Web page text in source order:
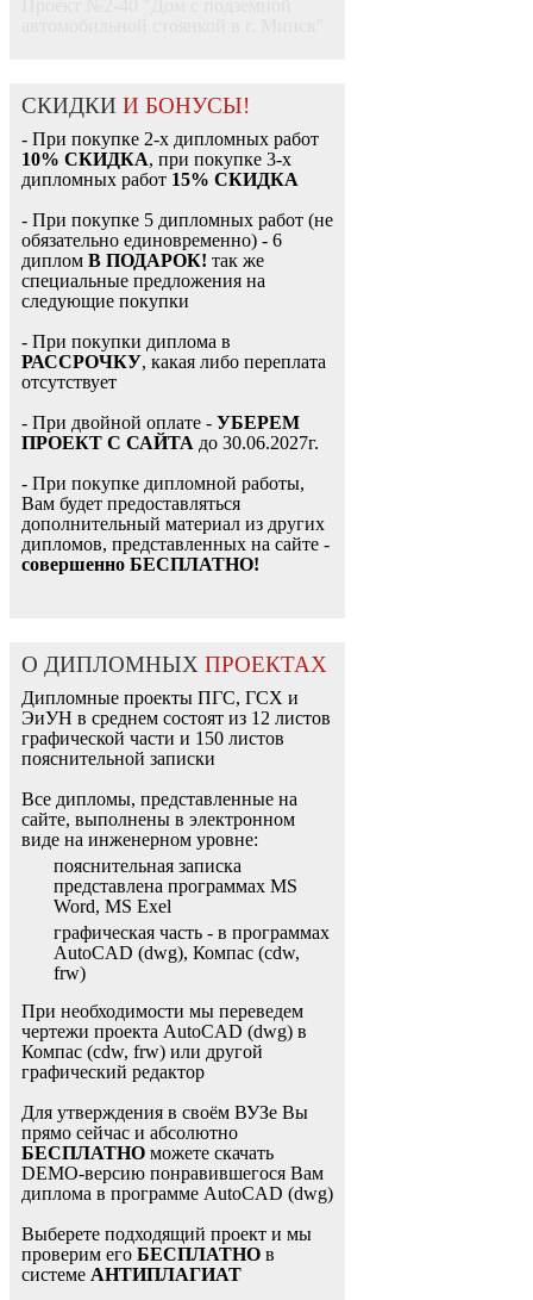
СКИДКИ И БОНУСЫ!
- При покупке 2-х дипломных работ
10% СКИДКА, при покупке 3-х
дипломных работ 15% СКИДКА
- При покупке 5 дипломных работ (не
обязательно единовременно) - 6
диплом В ПОДАРОК! так же
специальные предложения на
следующие покупки
- При покупки диплома в
РАССРОЧКУ, какая либо переплата
отсутствует
- При двойной оплате - УБЕРЕМ
ПРОЕКТ С САЙТА до 30.06.2027г.
- При покупке дипломной работы,
Вам будет предоставляться
дополнительный материал из других
дипломов, представленных на сайте -
совершенно БЕСПЛАТНО!
О ДИПЛОМНЫХ ПРОЕКТАХ
Дипломные проекты ПГС, ГСХ и
ЭиУН в среднем состоят из 12 листов
графической части и 150 листов
пояснительной записки
Все дипломы, представленные на
сайте, выполнены в электронном
виде на инженерном уровне:
пояснительная записка
представлена программах MS
Word, MS Exel
графическая часть - в программах
AutoCAD (dwg), Компас (cdw,
frw)
При необходимости мы переведем
чертежи проекта AutoCAD (dwg) в
Компас (cdw, frw) или другой
графический редактор
Для утверждения в своём ВУЗе Вы
прямо сейчас и абсолютно
БЕСПЛАТНО можете скачать
DEMO-версию понравившегося Вам
диплома в программе AutoCAD (dwg)
Выберете подходящий проект и мы
проверим его БЕСПЛАТНО в
системе АНТИПЛАГИАТ